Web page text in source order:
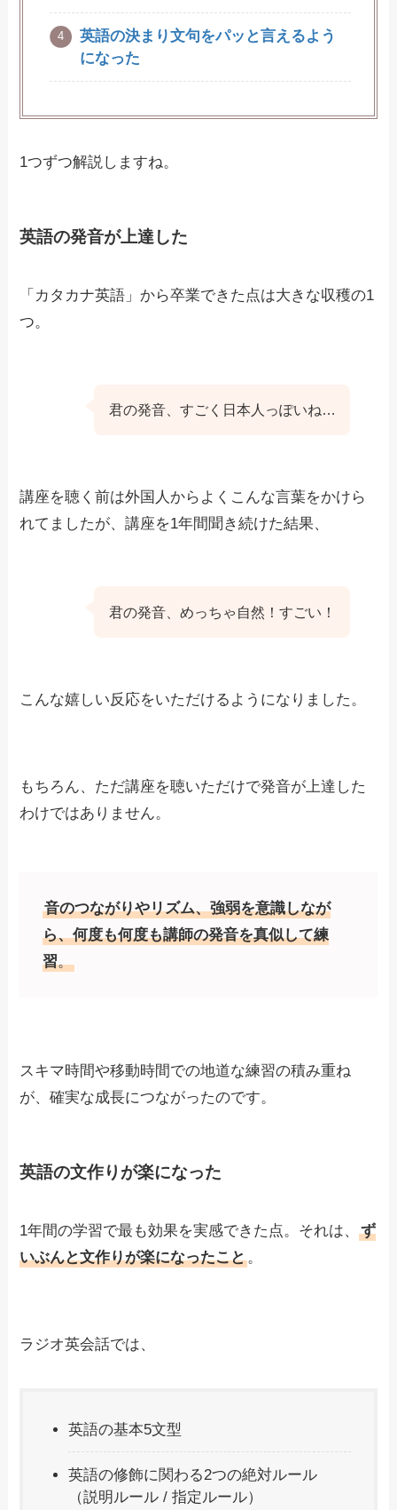
英語の決まり文句をパッと言えるよう
になった
1つずつ解説しますね。
英語の発音が上達した
「カタカナ英語」から卒業できた点は大きな収穫の1
つ。
君の発音、すごく日本人っぽいね…
講座を聴く前は外国人からよくこんな言葉をかけら
れてましたが、講座を1年間聞き続けた結果、
君の発音、めっちゃ自然！すごい！
こんな嬉しい反応をいただけるようになりました。
もちろん、ただ講座を聴いただけで発音が上達した
わけではありません。
音のつながりやリズム、強弱を意識しなが
ら、何度も何度も講師の発音を真似して練
習。
スキマ時間や移動時間での地道な練習の積み重ね
が、確実な成長につながったのです。
英語の文作りが楽になった
1年間の学習で最も効果を実感できた点。それは、ず
いぶんと文作りが楽になったこと。
ラジオ英会話では、
英語の基本5文型
英語の修飾に関わる2つの絶対ルール
（説明ルール / 指定ルール）